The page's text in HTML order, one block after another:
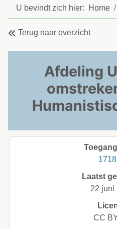
U bevindt zich hier: Home
Terug naar overzicht
Afdeling
1718
Laatst
22 juni
CC